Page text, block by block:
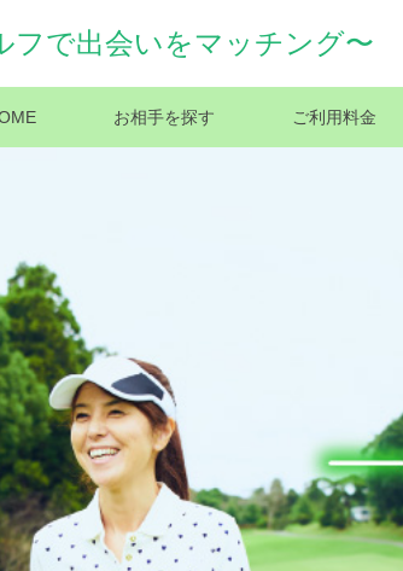
フで出会いをマッチング〜
お相手を探す ご利用料金